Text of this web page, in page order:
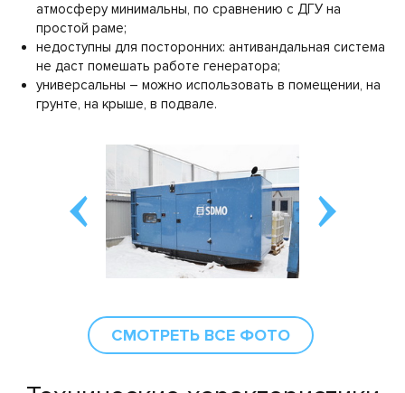
атмосферу минимальны, по сравнению с ДГУ на
простой раме;
недоступны для посторонних: антивандальная система
не даст помешать работе генератора;
универсальны – можно использовать в помещении, на
грунте, на крыше, в подвале.
СМОТРЕТЬ ВСЕ ФОТО